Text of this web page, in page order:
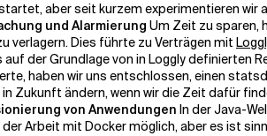
aber seit kurzem experimentieren wir
und Alarmierung Um Zeit zu sparen,
verlagern. Dies führte zu Verträgen mit
auf der Grundlage von in Loggly definierten
haben wir uns entschlossen, einen
Zukunft ändern, wenn wir die Zeit dafür
von Anwendungen In der Java-
Arbeit mit Docker möglich, aber es ist